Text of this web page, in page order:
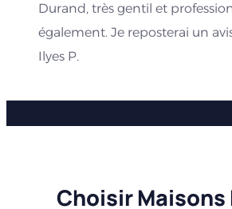
Durand, très gentil et
également. Je reposterai un
Ilyes P.
Choisir Maisons